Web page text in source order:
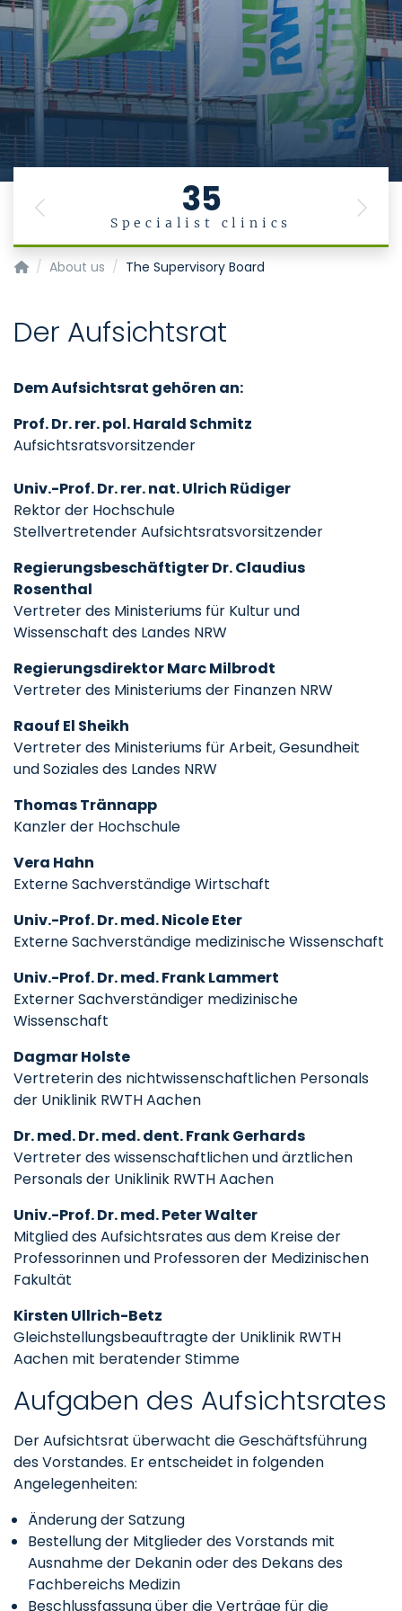
35
Specialist clinics
Previous Next
Homepage of Uniklinik RWTH Aachen
About us The Supervisory Board
Der Aufsichtsrat
Dem Aufsichtsrat gehören an:
Prof. Dr. rer. pol. Harald Schmitz
Aufsichtsratsvorsitzender
Univ.-Prof. Dr. rer. nat. Ulrich Rüdiger
Rektor der Hochschule
Stellvertretender Aufsichtsratsvorsitzender
Regierungsbeschäftigter Dr. Claudius
Rosenthal
Vertreter des Ministeriums für Kultur und
Wissenschaft des Landes NRW
Regierungsdirektor Marc Milbrodt
Vertreter des Ministeriums der Finanzen NRW
Raouf El Sheikh
Vertreter des Ministeriums für Arbeit, Gesundheit
und Soziales des Landes NRW
Thomas Trännapp
Kanzler der Hochschule
Vera Hahn
Externe Sachverständige Wirtschaft
Univ.-Prof. Dr. med. Nicole Eter
Externe Sachverständige medizinische Wissenschaft
Univ.-Prof. Dr. med. Frank Lammert
Externer Sachverständiger medizinische
Wissenschaft
Dagmar Holste
Vertreterin des nichtwissenschaftlichen Personals
der Uniklinik RWTH Aachen
Dr. med. Dr. med. dent. Frank Gerhards
Vertreter des wissenschaftlichen und ärztlichen
Personals der Uniklinik RWTH Aachen
Univ.-Prof. Dr. med. Peter Walter
Mitglied des Aufsichtsrates aus dem Kreise der
Professorinnen und Professoren der Medizinischen
Fakultät
Kirsten Ullrich-Betz
Gleichstellungsbeauftragte der Uniklinik RWTH
Aachen mit beratender Stimme
Aufgaben des Aufsichtsrates
Der Aufsichtsrat überwacht die Geschäftsführung
des Vorstandes. Er entscheidet in folgenden
Angelegenheiten:
Änderung der Satzung
Bestellung der Mitglieder des Vorstands mit
Ausnahme der Dekanin oder des Dekans des
Fachbereichs Medizin
Beschlussfassung über die Verträge für die